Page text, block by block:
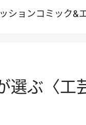
ションコミック&
選ぶ〈工